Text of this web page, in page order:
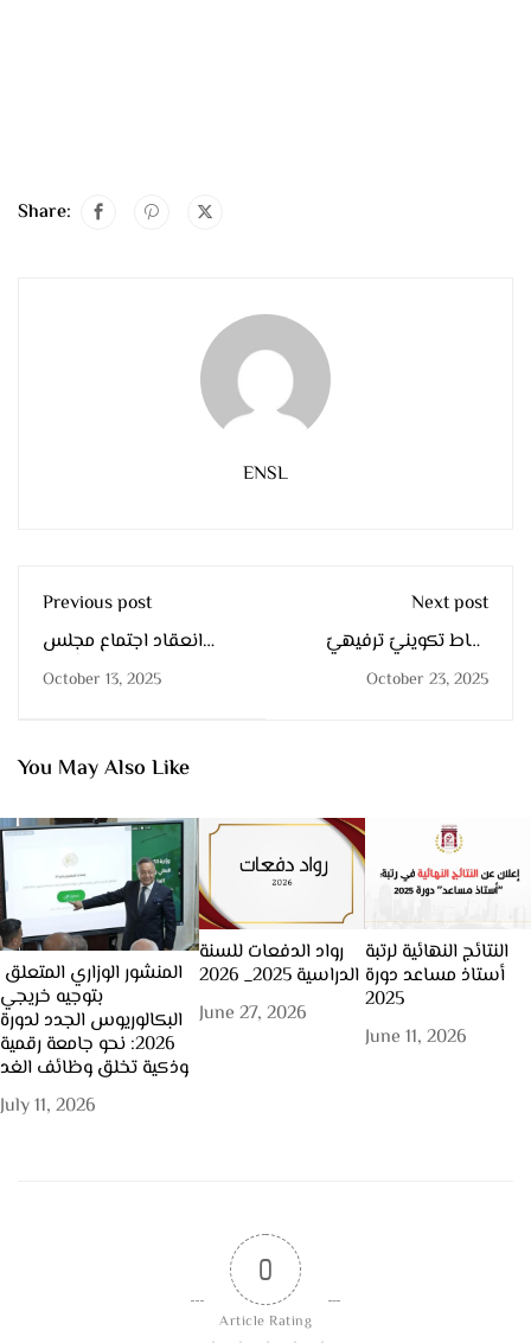
Share:
ENSL
Previous post
انعقاد اجتماع مجلس
الإدارة في دورته الأولى
العادية
October 13, 2025
Next post
شاط تكوينيً ترفيهيً
لطلبة قسم التربية البدنية
و الرياضية حول رياضتَي
October 23, 2025
You May Also Like
بتوجيه خريجي
البكالوريوس الجدد لدورة
2026: نحو جامعة رقمية
وذكية تخلق وظائف الغد
July 11, 2026
رواد الدفعات للسنة
الدراسية 2025_ 2026
June 27, 2026
النتائج النهائية لرتبة
أستاذ مساعد دورة
2025
June 11, 2026
0
Article Rating